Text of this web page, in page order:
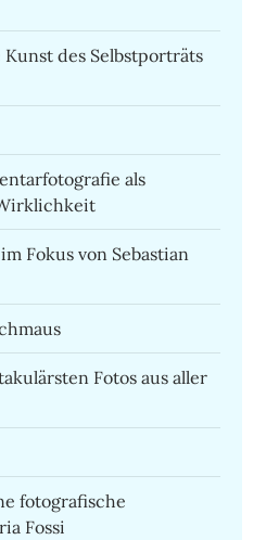
des Selbstporträts
als
Fokus von Sebastian
Fotos aus aller
fotografische
Fossi